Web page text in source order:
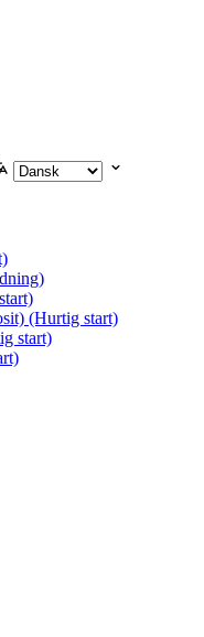
(Hurtig start)
start)